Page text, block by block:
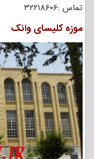
تماس :۳۲۲۱۸۶۰۶
موزه کلیسای وانک